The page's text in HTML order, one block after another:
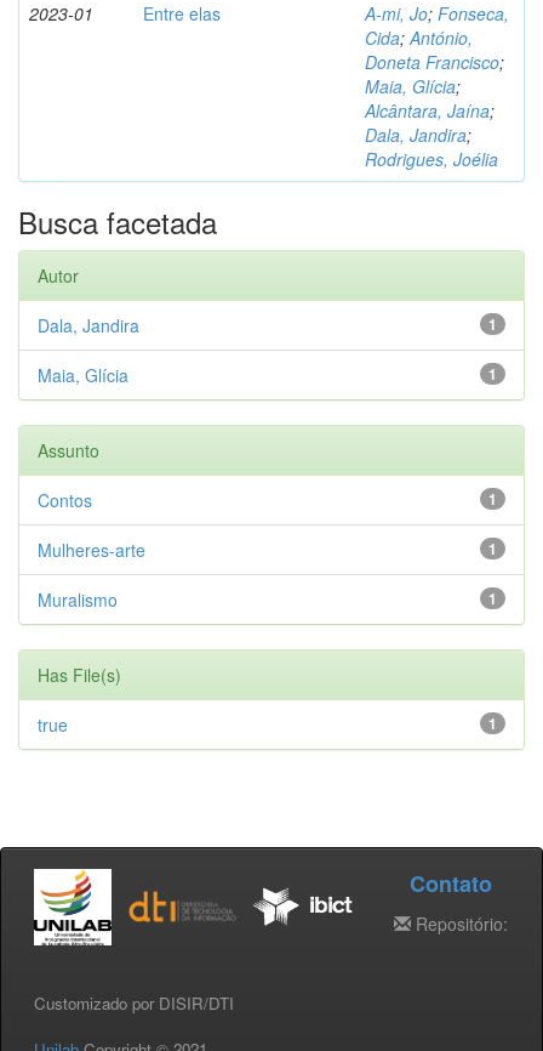
2023-01 Entre elas A-mi, Jo; Fonseca,
Cida;António,
Doneta Francisco;
Maia, Glícia;
Alcântara, Jaína;
Dala, Jandira;
Rodrigues, Joélia
Busca facetada
Autor
1
Dala, Jandira
1
Maia, Glícia
Assunto
1
Contos
1
Mulheres-arte
1
Muralismo
Has File(s)
1
true
Customizado por DISIR/DTI
Contato
Repositório: